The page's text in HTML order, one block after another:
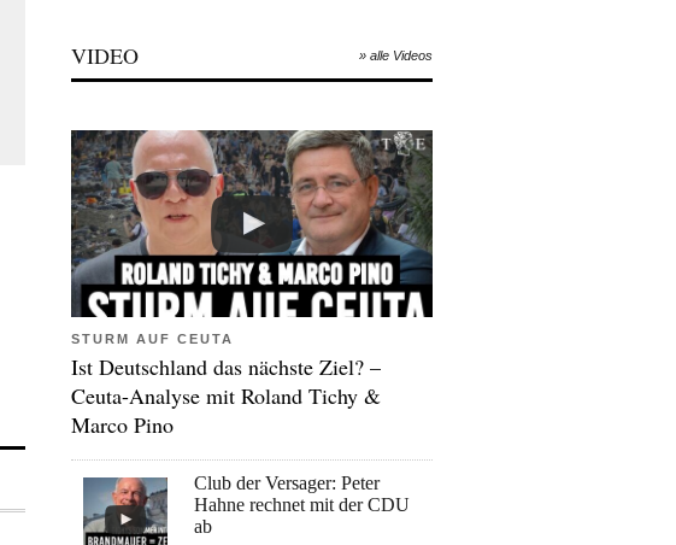
VIDEO » alle Videos
STURM AUF CEUTA
Ist Deutschland das nächste Ziel? –
Ceuta-Analyse mit Roland Tichy &
Marco Pino
Club der Versager: Peter
Hahne rechnet mit der CDU
ab